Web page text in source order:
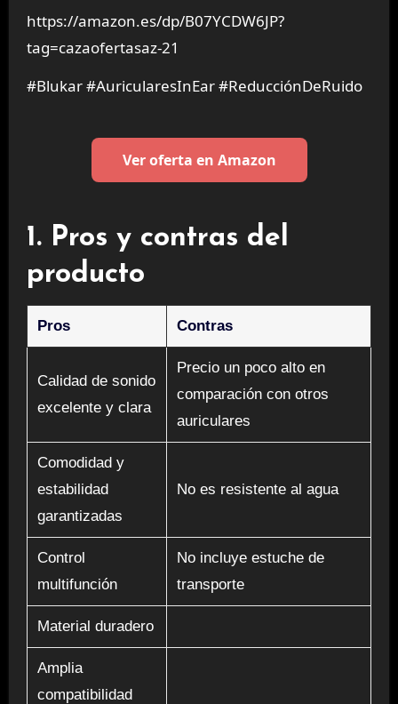
https://amazon.es/dp/B07YCDW6JP?
tag=cazaofertasaz-21
#Blukar #AuricularesInEar #ReducciónDeRuido
Ver oferta en Amazon
1. Pros y contras del
producto
Pros Contras
Calidad de sonido
excelente y clara
Precio un poco alto en
comparación con otros
auriculares
Comodidad y
estabilidad
garantizadas
No es resistente al agua
Control
multifunción
No incluye estuche de
transporte
Material duradero
Amplia
compatibilidad